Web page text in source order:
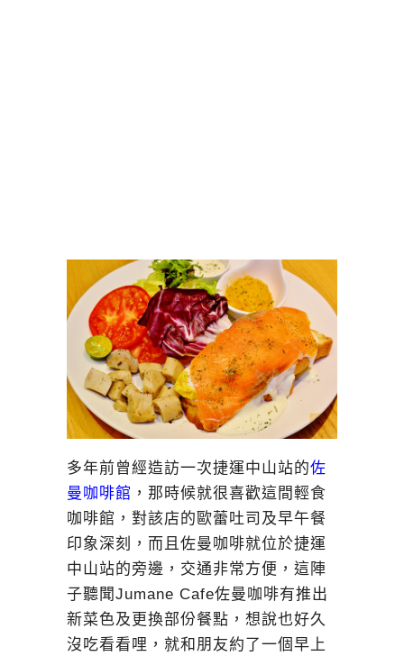
多年前曾經造訪一次捷運中山站的佐
曼咖啡館 ，那時候就很喜歡這間輕食
咖啡館，對該店的歐蕾吐司及早午餐
印象深刻，而且佐曼咖啡就位於捷運
中山站的旁邊，交通非常方便，這陣
子聽聞Jumane Cafe佐曼咖啡有推出
新菜色及更換部份餐點，想說也好久
沒吃看看哩，就和朋友約了一個早上